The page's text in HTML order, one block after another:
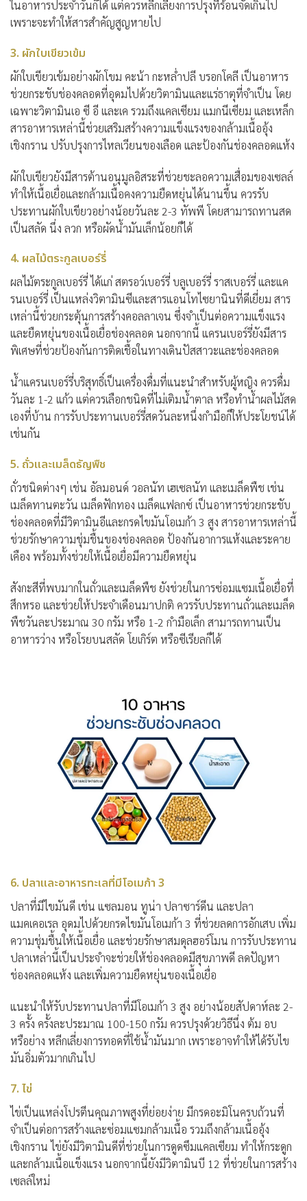
ในอาหารประจำวันก็ได้ แต่ควรหลีกเลี่ยงการปรุงที่ร้อนจัดเกินไป
เพราะจะทำให้สารสำคัญสูญหายไป
3. ผักใบเขียวเข้ม
ผักใบเขียวเข้มอย่างผักโขม คะน้า กะหล่ำปลี บรอกโคลี เป็นอาหาร
ช่วยกระชับช่องคลอดที่อุดมไปด้วยวิตามินและแร่ธาตุที่จำเป็น โดย
เฉพาะวิตามินเอ ซี อี และเค รวมถึงแคลเซียม แมกนีเซียม และเหล็ก
สารอาหารเหล่านี้ช่วยเสริมสร้างความแข็งแรงของกล้ามเนื้ออุ้ง
เชิงกราน ปรับปรุงการไหลเวียนของเลือด และป้องกันช่องคลอดแห้ง
ผักใบเขียวยังมีสารต้านอนุมูลอิสระที่ช่วยชะลอความเสื่อมของเซลล์
ทำให้เนื้อเยื่อและกล้ามเนื้อคงความยืดหยุ่นได้นานขึ้น ควรรับ
ประทานผักใบเขียวอย่างน้อยวันละ 2-3 ทัพพี โดยสามารถทานสด
เป็นสลัด นึ่ง ลวก หรือผัดน้ำมันเล็กน้อยก็ได้
4. ผลไม้ตระกูลเบอร์รี่
ผลไม้ตระกูลเบอร์รี่ ได้แก่ สตรอว์เบอร์รี่ บลูเบอร์รี่ ราสเบอร์รี่ และแค
รนเบอร์รี่ เป็นแหล่งวิตามินซีและสารแอนโทไซยานินที่ดีเยี่ยม สาร
เหล่านี้ช่วยกระตุ้นการสร้างคอลลาเจน ซึ่งจำเป็นต่อความแข็งแรง
และยืดหยุ่นของเนื้อเยื่อช่องคลอด นอกจากนี้ แครนเบอร์รี่ยังมีสาร
พิเศษที่ช่วยป้องกันการติดเชื้อในทางเดินปัสสาวะและช่องคลอด
น้ำแครนเบอร์รี่บริสุทธิ์เป็นเครื่องดื่มที่แนะนำสำหรับผู้หญิง ควรดื่ม
วันละ 1-2 แก้ว แต่ควรเลือกชนิดที่ไม่เติมน้ำตาล หรือทำน้ำผลไม้สด
เองที่บ้าน การรับประทานเบอร์รี่สดวันละหนึ่งกำมือก็ให้ประโยชน์ได้
เช่นกัน
5. ถั่วและเมล็ดธัญพืช
ถั่วชนิดต่างๆ เช่น อัลมอนด์ วอลนัท เฮเซลนัท และเมล็ดพืช เช่น
เมล็ดทานตะวัน เมล็ดฟักทอง เมล็ดแฟลกซ์ เป็นอาหารช่วยกระชับ
ช่องคลอดที่มีวิตามินอีและกรดไขมันโอเมก้า 3 สูง สารอาหารเหล่านี้
ช่วยรักษาความชุ่มชื้นของช่องคลอด ป้องกันอาการแห้งและระคาย
เคือง พร้อมทั้งช่วยให้เนื้อเยื่อมีความยืดหยุ่น
สังกะสีที่พบมากในถั่วและเมล็ดพืช ยังช่วยในการซ่อมแซมเนื้อเยื่อที่
สึกหรอ และช่วยให้ประจำเดือนมาปกติ ควรรับประทานถั่วและเมล็ด
พืชวันละประมาณ 30 กรัม หรือ 1-2 กำมือเล็ก สามารถทานเป็น
อาหารว่าง หรือโรยบนสลัด โยเกิร์ต หรือซีเรียลก็ได้
6. ปลาและอาหารทะเลที่มีโอเมก้า 3
ปลาที่มีไขมันดี เช่น แซลมอน ทูน่า ปลาซาร์ดีน และปลา
แมคเคอเรล อุดมไปด้วยกรดไขมันโอเมก้า 3 ที่ช่วยลดการอักเสบ เพิ่ม
ความชุ่มชื้นให้เนื้อเยื่อ และช่วยรักษาสมดุลฮอร์โมน การรับประทาน
ปลาเหล่านี้เป็นประจำจะช่วยให้ช่องคลอดมีสุขภาพดี ลดปัญหา
ช่องคลอดแห้ง และเพิ่มความยืดหยุ่นของเนื้อเยื่อ
แนะนำให้รับประทานปลาที่มีโอเมก้า 3 สูง อย่างน้อยสัปดาห์ละ 2-
3 ครั้ง ครั้งละประมาณ 100-150 กรัม ควรปรุงด้วยวิธีนึ่ง ต้ม อบ
หรือย่าง หลีกเลี่ยงการทอดที่ใช้น้ำมันมาก เพราะอาจทำให้ได้รับไข
มันอิ่มตัวมากเกินไป
7. ไข่
ไข่เป็นแหล่งโปรตีนคุณภาพสูงที่ย่อยง่าย มีกรดอะมิโนครบถ้วนที่
จำเป็นต่อการสร้างและซ่อมแซมกล้ามเนื้อ รวมถึงกล้ามเนื้ออุ้ง
เชิงกราน ไข่ยังมีวิตามินดีที่ช่วยในการดูดซึมแคลเซียม ทำให้กระดูก
และกล้ามเนื้อแข็งแรง นอกจากนี้ยังมีวิตามินบี 12 ที่ช่วยในการสร้าง
เซลล์ใหม่